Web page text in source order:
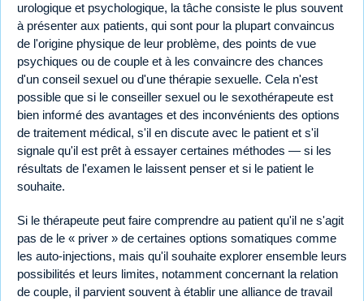
urologique et psychologique, la tâche consiste le plus souvent
à présenter aux patients, qui sont pour la plupart convaincus
de l'origine physique de leur problème, des points de vue
psychiques ou de couple et à les convaincre des chances
d'un conseil sexuel ou d'une thérapie sexuelle. Cela n'est
possible que si le conseiller sexuel ou le sexothérapeute est
bien informé des avantages et des inconvénients des options
de traitement médical, s'il en discute avec le patient et s'il
signale qu'il est prêt à essayer certaines méthodes — si les
résultats de l'examen le laissent penser et si le patient le
souhaite.
Si le thérapeute peut faire comprendre au patient qu'il ne s'agit
pas de le « priver » de certaines options somatiques comme
les auto-injections, mais qu'il souhaite explorer ensemble leurs
possibilités et leurs limites, notamment concernant la relation
de couple, il parvient souvent à établir une alliance de travail